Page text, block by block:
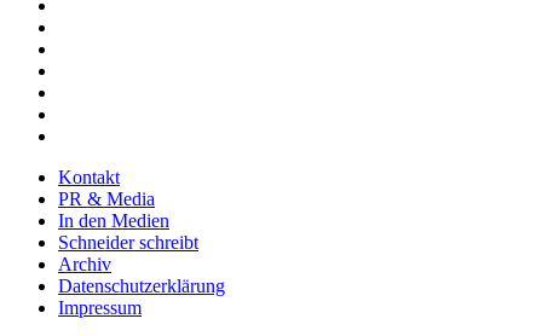
Kontakt
PR & Media
In den Medien
Schneider schreibt
Archiv
Datenschutzerklärung
Impressum